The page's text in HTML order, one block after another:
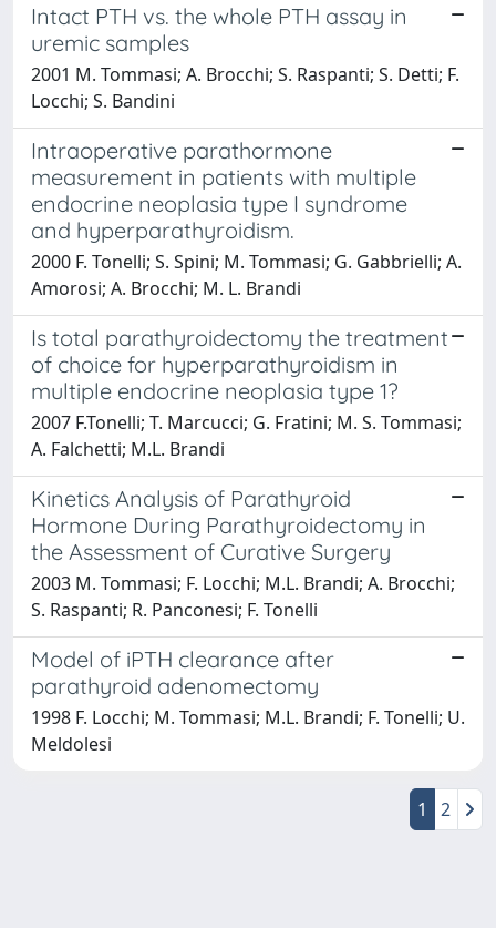
Intact PTH vs. the whole PTH assay in
uremic samples
2001 M. Tommasi; A. Brocchi; S. Raspanti; S. Detti; F.
Locchi; S. Bandini
Intraoperative parathormone
measurement in patients with multiple
endocrine neoplasia type I syndrome
and hyperparathyroidism.
2000 F. Tonelli; S. Spini; M. Tommasi; G. Gabbrielli; A.
Amorosi; A. Brocchi; M. L. Brandi
Is total parathyroidectomy the treatment
of choice for hyperparathyroidism in
multiple endocrine neoplasia type 1?
2007 F.Tonelli; T. Marcucci; G. Fratini; M. S. Tommasi;
A. Falchetti; M.L. Brandi
Kinetics Analysis of Parathyroid
Hormone During Parathyroidectomy in
the Assessment of Curative Surgery
2003 M. Tommasi; F. Locchi; M.L. Brandi; A. Brocchi;
S. Raspanti; R. Panconesi; F. Tonelli
Model of iPTH clearance after
parathyroid adenomectomy
1998 F. Locchi; M. Tommasi; M.L. Brandi; F. Tonelli; U.
Meldolesi
1 2